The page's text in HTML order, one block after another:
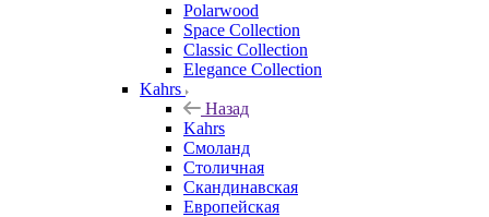
Polarwood
Space Collection
Classic Collection
Elegance Collection
Kahrs
Назад
Kahrs
Смоланд
Столичная
Скандинавская
Европейская